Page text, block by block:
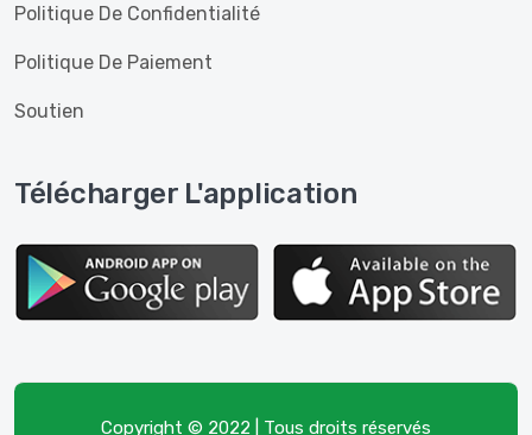
Politique De Confidentialité
Politique De Paiement
Soutien
Télécharger L'application
Copyright © 2022 | Tous droits réservés